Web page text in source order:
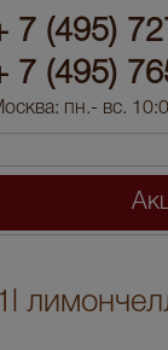
7 (495)
7 (495)
пн.- вс.